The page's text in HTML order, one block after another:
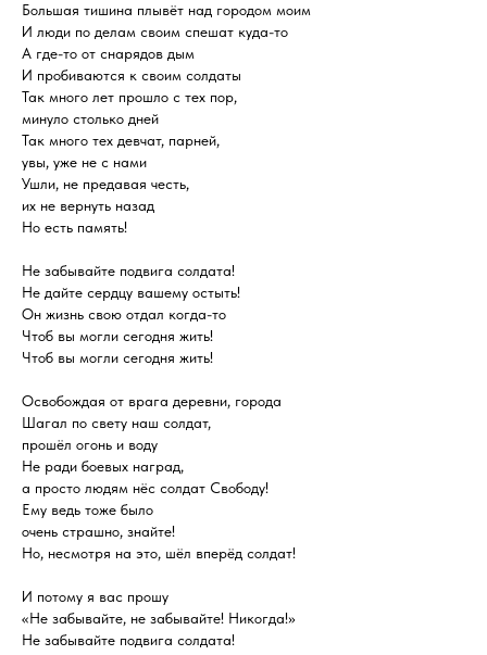
Большая тишина плывёт над городом моим
И люди по делам своим спешат куда-то
А где-то от снарядов дым
И пробиваются к своим солдаты
Так много лет прошло с тех пор,
минуло столько дней
Так много тех девчат, парней,
увы, уже не с нами
Ушли, не предавая честь,
их не вернуть назад
Но есть память!
Не забывайте подвига солдата!
Не дайте сердцу вашему остыть!
Он жизнь свою отдал когда-то
Чтоб вы могли сегодня жить!
Чтоб вы могли сегодня жить!
Освобождая от врага деревни, города
Шагал по свету наш солдат,
прошёл огонь и воду
Не ради боевых наград,
а просто людям нёс солдат Свободу!
Ему ведь тоже было
очень страшно, знайте!
Но, несмотря на это, шёл вперёд солдат!
И потому я вас прошу
«Не забывайте, не забывайте! Никогда!»
Не забывайте подвига солдата!